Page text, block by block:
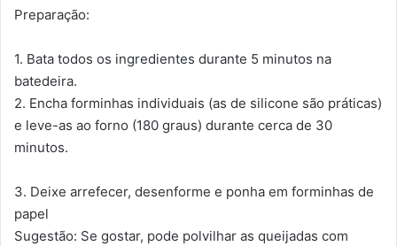
Preparação:
1. Bata todos os ingredientes durante 5 minutos na
batedeira.
2. Encha forminhas individuais (as de silicone são práticas)
e leve-as ao forno (180 graus) durante cerca de 30
minutos.
3. Deixe arrefecer, desenforme e ponha em forminhas de
papel
Sugestão: Se gostar, pode polvilhar as queijadas com